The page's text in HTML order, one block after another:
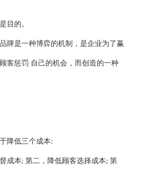
目的。
牌是一种博弈的机制，是企业为了赢
客惩罚 自己的机会，而创造的一种
降低三个成本:
成本; 第二，降低顾客选择成本; 第